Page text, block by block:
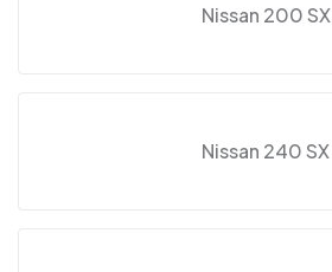
Nissan 200 SX
Nissan 240 SX